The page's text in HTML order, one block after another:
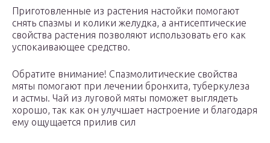
Приготовленные из растения настойки помогают
снять спазмы и колики желудка, а антисептические
свойства растения позволяют использовать его как
успокаивающее средство.
Обратите внимание! Спазмолитические свойства
мяты помогают при лечении бронхита, туберкулеза
и астмы. Чай из луговой мяты поможет выглядеть
хорошо, так как он улучшает настроение и благодаря
ему ощущается прилив сил